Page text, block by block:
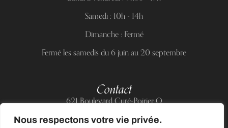
Nous respectons votre vie privée.
Samedi : 10h - 14h
Dimanche : Fermé
Fermé les samedis du 6 juin au 20 septembre
Contact
621 Boulevard Curé-Poirier O